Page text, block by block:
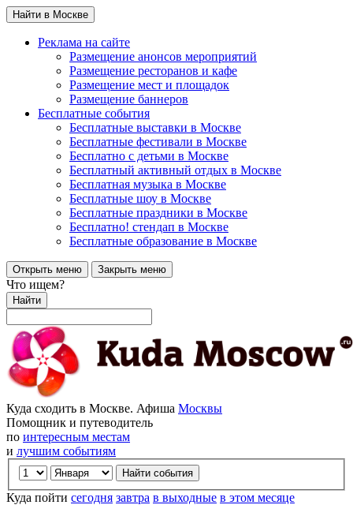
Найти в Москве
Реклама на сайте
Размещение анонсов мероприятий
Размещение ресторанов и кафе
Размещение мест и площадок
Размещение баннеров
Бесплатные события
Бесплатные выставки в Москве
Бесплатные фестивали в Москве
Бесплатно с детьми в Москве
Бесплатный активный отдых в Москве
Бесплатная музыка в Москве
Бесплатные шоу в Москве
Бесплатные праздники в Москве
Бесплатно! стендап в Москве
Бесплатные образование в Москве
Открыть меню Закрыть меню
Что ищем?
Найти
Куда сходить в Москве. Афиша Москвы
Помощник и путеводитель
по интересным местам
и лучшим событиям
Куда пойти сегодня завтра в выходные в этом месяце